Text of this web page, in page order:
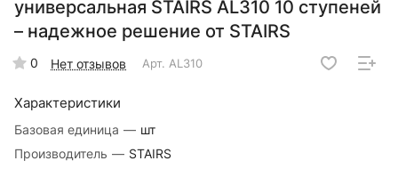
универсальная STAIRS AL310 10 ступеней
– надежное решение от STAIRS
0 Нет отзывов Арт. AL310
Характеристики
Базовая единица — шт
Производитель — STAIRS